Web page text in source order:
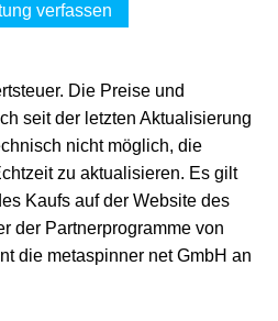
verfassen
Die Preise und
seit der letzten Aktualisierung
nicht möglich, die
zu aktualisieren. Es gilt
Kaufs auf der Website des
der Partnerprogramme von
die metaspinner net GmbH an